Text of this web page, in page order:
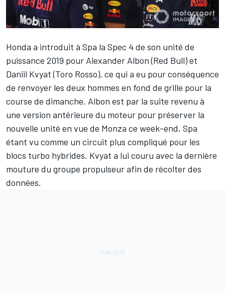
Honda a introduit à Spa la Spec 4 de son unité de
puissance 2019 pour Alexander Albon (Red Bull) et
Daniil Kvyat (Toro Rosso), ce qui a eu pour conséquence
de renvoyer les deux hommes en fond de grille pour la
course de dimanche. Albon est par la suite revenu à
une version antérieure du moteur pour préserver la
nouvelle unité en vue de Monza ce week-end, Spa
étant vu comme un circuit plus compliqué pour les
blocs turbo hybrides. Kvyat a lui couru avec la dernière
mouture du groupe propulseur afin de récolter des
données.